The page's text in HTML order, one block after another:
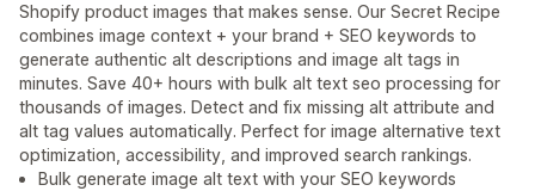
Shopify product images that makes sense. Our Secret Recipe
combines image context + your brand + SEO keywords to
generate authentic alt descriptions and image alt tags in
minutes. Save 40+ hours with bulk alt text seo processing for
thousands of images. Detect and fix missing alt attribute and
alt tag values automatically. Perfect for image alternative text
optimization, accessibility, and improved search rankings.
Bulk generate image alt text with your SEO keywords